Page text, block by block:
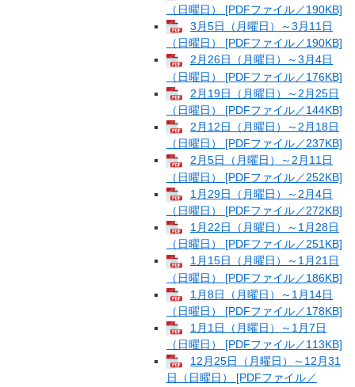
（日曜日） [PDFファイル／190KB]
3月5日（月曜日）～3月11日
（日曜日） [PDFファイル／190KB]
2月26日（月曜日）～3月4日
（日曜日） [PDFファイル／176KB]
2月19日（月曜日）～2月25日
（日曜日） [PDFファイル／144KB]
2月12日（月曜日）～2月18日
（日曜日） [PDFファイル／237KB]
2月5日（月曜日）～2月11日
（日曜日） [PDFファイル／252KB]
1月29日（月曜日）～2月4日
（日曜日） [PDFファイル／272KB]
1月22日（月曜日）～1月28日
（日曜日） [PDFファイル／251KB]
1月15日（月曜日）～1月21日
（日曜日） [PDFファイル／186KB]
1月8日（月曜日）～1月14日
（日曜日） [PDFファイル／178KB]
1月1日（月曜日）～1月7日
（日曜日） [PDFファイル／113KB]
12月25日（月曜日）～12月31
日（日曜日） [PDFファイル／